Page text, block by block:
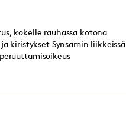
kokeile rauhassa kotona
kiristykset Synsamin liikkeissä